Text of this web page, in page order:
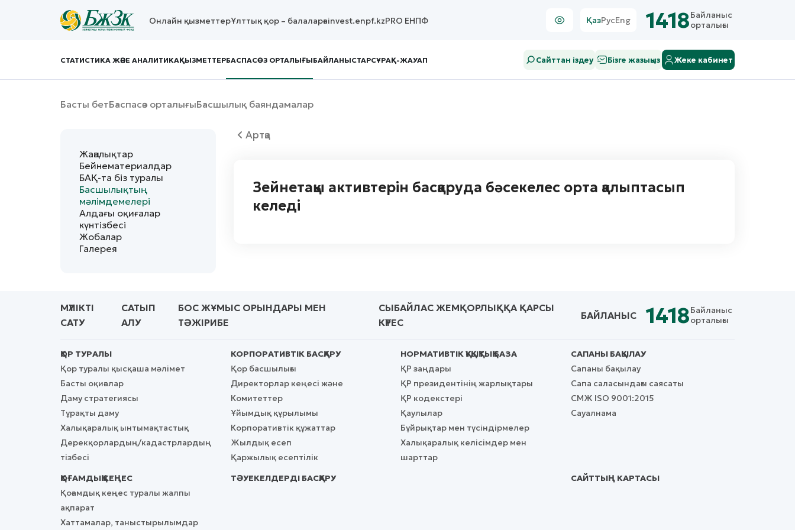
Онлайн қызметтерҰлттық қор – балаларғаinvest.enpf.kzPRO ЕНПФ ҚазРусEng 1418Байланыс
орталығы
СТАТИСТИКА ЖӘНЕ АНАЛИТИКАҚЫЗМЕТТЕРБАСПАСӨЗ ОРТАЛЫҒЫБАЙЛАНЫСТАРСҰРАҚ-ЖАУАП Сайттан іздеу Бізге жазыңыз Жеке кабинет
Басты бетБаспасөз орталығыБасшылық баяндамалар
Жаңалықтар
Бейнематериалдар
БАҚ-та біз туралы
Басшылықтың
мәлімдемелері
Алдағы оқиғалар
күнтізбесі
Жобалар
Галерея
Артқа
Зейнетақы активтерін басқаруда бәсекелес орта қалыптасып
келеді
МҮЛІКТІ
САТУ
САТЫП
АЛУ
БОС ЖҰМЫС ОРЫНДАРЫ МЕН
ТӘЖІРИБЕ
СЫБАЙЛАС ЖЕМҚОРЛЫҚҚА ҚАРСЫ
КҮРЕС
БАЙЛАНЫС 1418Байланыс
орталығы
ҚОР ТУРАЛЫ
Қор туралы қысқаша мәлімет
Басты оқиғалар
Даму стратегиясы
Тұрақты даму
Халықаралық ынтымақтастық
Дерекқорлардың/кадастрлардың
тізбесі
КОРПОРАТИВТІК БАСҚАРУ
Қор басшылығы
Директорлар кеңесі және
Комитеттер
Ұйымдық құрылымы
Корпоративтік құжаттар
Жылдық есеп
Қаржылық есептілік
НОРМАТИВТІК ҚҰҚЫҚТЫҚ БАЗА
ҚР заңдары
ҚР президентінің жарлықтары
ҚР кодекстері
Қаулылар
Бұйрықтар мен түсіндірмелер
Халықаралық келісімдер мен
шарттар
САПАНЫ БАҚЫЛАУ
Сапаны бақылау
Сапа саласындағы саясаты
СМЖ ISO 9001:2015
Сауалнама
ҚОҒАМДЫҚ КЕҢЕС
Қоғамдық кеңес туралы жалпы
ақпарат
Хаттамалар, таныстырылымдар
ТӘУЕКЕЛДЕРДІ БАСҚАРУ САЙТТЫҢ КАРТАСЫ